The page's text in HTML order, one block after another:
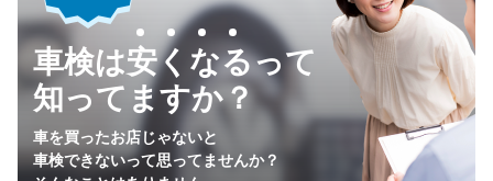
関
東
埼玉県 76,700 店舗を探す
茨城県 77,100 円 店舗を探す
栃木県 73,620 店舗を探す
群馬県 72,690 店舗を探す
車検は安くなるって
知ってますか？
車を買ったお店じゃないと
車検できないって思ってませんか？